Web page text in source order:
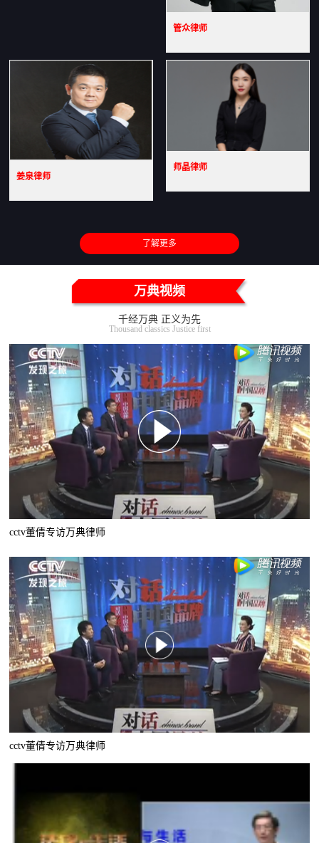
管众律师
姜泉律师
师晶律师
了解更多
万典视频
千经万典 正义为先
Thousand classics Justice first
cctv董倩专访万典律师
cctv董倩专访万典律师